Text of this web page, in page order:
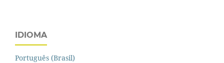
IDIOMA
Português (Brasil)